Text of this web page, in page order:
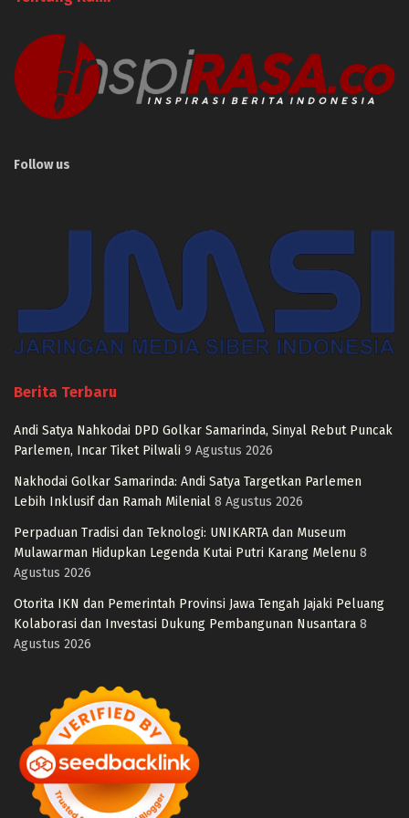
Follow us
Berita Terbaru
Andi Satya Nahkodai DPD Golkar Samarinda, Sinyal Rebut Puncak
Parlemen, Incar Tiket Pilwali 9 Agustus 2026
Nakhodai Golkar Samarinda: Andi Satya Targetkan Parlemen
Lebih Inklusif dan Ramah Milenial 8 Agustus 2026
Perpaduan Tradisi dan Teknologi: UNIKARTA dan Museum
Mulawarman Hidupkan Legenda Kutai Putri Karang Melenu 8
Agustus 2026
Otorita IKN dan Pemerintah Provinsi Jawa Tengah Jajaki Peluang
Kolaborasi dan Investasi Dukung Pembangunan Nusantara 8
Agustus 2026